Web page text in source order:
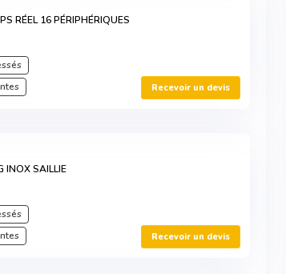
RÉEL 16 PÉRIPHÉRIQUES
Recevoir un devis
INOX SAILLIE
Recevoir un devis